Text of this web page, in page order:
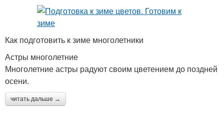
Как подготовить к зиме многолетники
Астры многолетние
Многолетние астры радуют своим цветением до поздней
осени.
читать дальше →